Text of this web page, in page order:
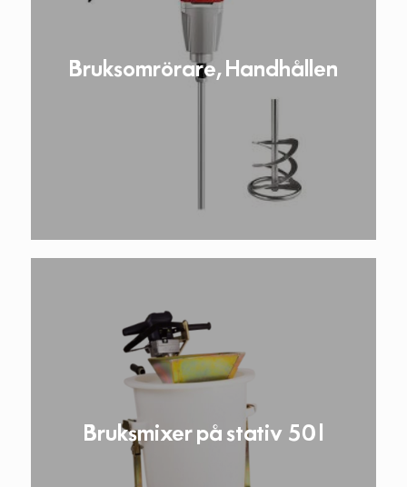
Bruksomrörare, Handhållen
Bruksmixer på stativ 50 l